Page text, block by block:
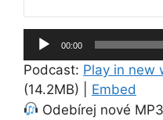
Audio
přehrávač
00:00
Podcast: Play in new
(14.2MB) | Embed
Odebírej nové